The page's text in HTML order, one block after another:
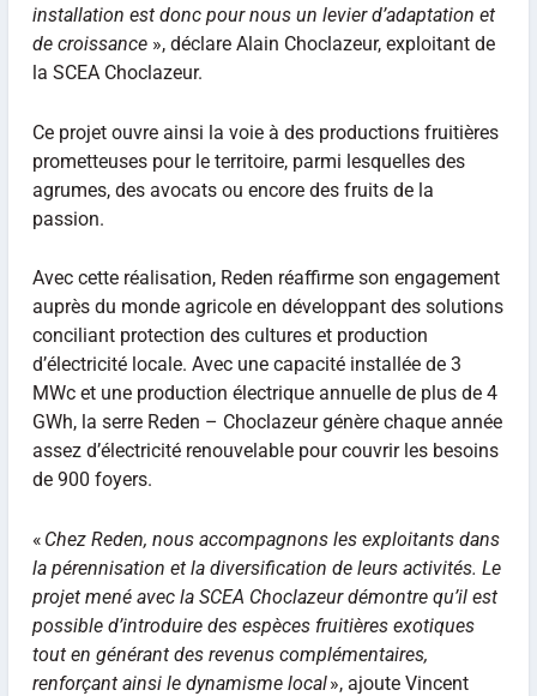
installation est donc pour nous un levier d’adaptation et
de croissance», déclare Alain Choclazeur, exploitant de
la SCEA Choclazeur.
Ce projet ouvre ainsi la voie à des productions fruitières
prometteuses pour le territoire, parmi lesquelles des
agrumes, des avocats ou encore des fruits de la
passion.
Avec cette réalisation, Reden réaffirme son engagement
auprès du monde agricole en développant des solutions
conciliant protection des cultures et production
d’électricité locale. Avec une capacité installée de 3
MWc et une production électrique annuelle de plus de 4
GWh, la serre Reden – Choclazeur génère chaque année
assez d’électricité renouvelable pour couvrir les besoins
de 900 foyers.
« Chez Reden, nous accompagnons les exploitants dans
la pérennisation et la diversification de leurs activités. Le
projet mené avec la SCEA Choclazeur démontre qu’il est
possible d’introduire des espèces fruitières exotiques
tout en générant des revenus complémentaires,
renforçant ainsi le dynamisme local», ajoute Vincent